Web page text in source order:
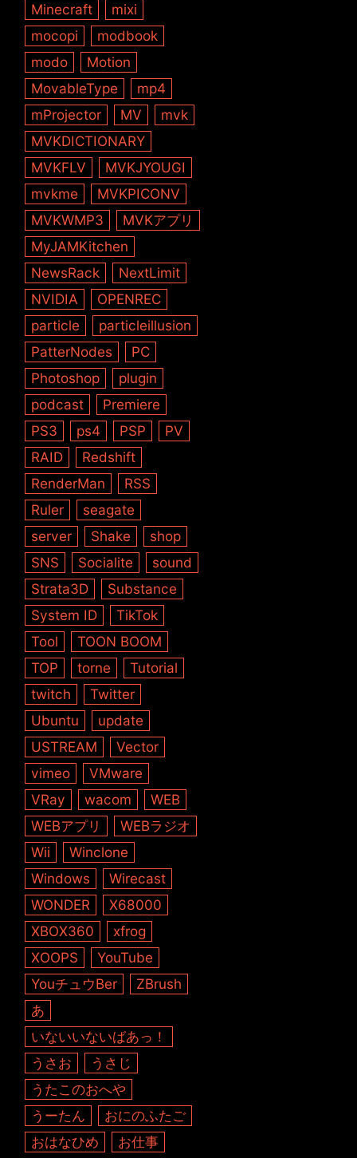
Minecraft
mixi
mocopi
modbook
modo
Motion
MovableType
mp4
mProjector
MV
mvk
MVKDICTIONARY
MVKFLV
MVKJYOUGI
mvkme
MVKPICONV
MVKWMP3
MVKアプリ
MyJAMKitchen
NewsRack
NextLimit
NVIDIA
OPENREC
particle
particleillusion
PatterNodes
PC
Photoshop
plugin
podcast
Premiere
PS3
ps4 PSP
PV
RAID
Redshift
RenderMan
RSS
Ruler
seagate
server
Shake
shop
SNS
Socialite
sound
Strata3D
Substance
System ID
TikTok
Tool
TOON BOOM
TOP
torne
Tutorial
twitch
Twitter
Ubuntu
update
USTREAM
Vector
vimeo
VMware
VRay
wacom
WEB
WEBアプリ
WEBラジオ
Wii
Winclone
Windows
Wirecast
WONDER
X68000
XBOX360
xfrog
XOOPS
YouTube
YouチュウBer
ZBrush
あ
いないいないばあっ！
うさお
うさじ
うたこのおへや
うーたん
おにのふたご
おはなひめ
お仕事